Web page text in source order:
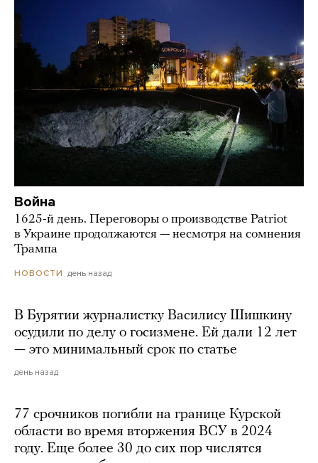
Война
1625-й день. Переговоры о производстве Patriot
в Украине продолжаются — несмотря на сомнения
Трампа
НОВОСТИ день назад
В Бурятии журналистку Василису Шишкину
осудили по делу о госизмене. Ей дали 12 лет
— это минимальный срок по статье
день назад
77 срочников погибли на границе Курской
области во время вторжения ВСУ в 2024
году. Еще более 30 до сих пор числятся